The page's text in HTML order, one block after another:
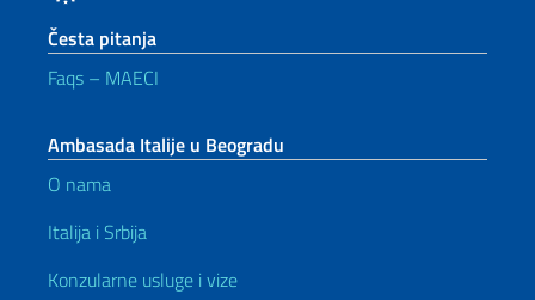
Česta pitanja
Faqs – MAECI
Ambasada Italije u Beogradu
O nama
Italija i Srbija
Konzularne usluge i vize